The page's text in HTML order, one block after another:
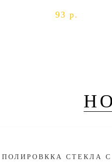
93 р.
ПОЛИРОВККА СТЕКЛА С